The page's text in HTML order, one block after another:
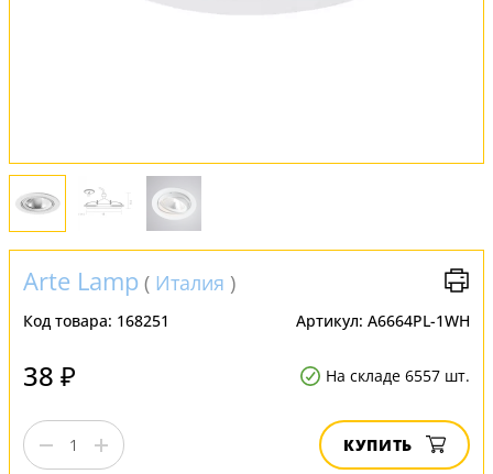
Arte Lamp ( Италия )
Код товара: 168251 Артикул: A6664PL-1WH
38 ₽ На складе 6557 шт.
КУПИТЬ